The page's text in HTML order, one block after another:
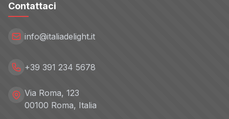
Contattaci
info@italiadelight.it
+39 391 234 5678
Via Roma, 123
00100 Roma, Italia